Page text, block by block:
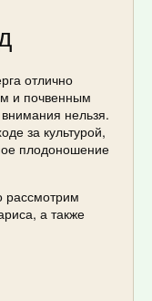
отлично
и почвенным
нельзя.
за культурой,
плодоношение
рассмотрим
а также